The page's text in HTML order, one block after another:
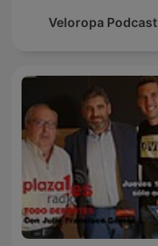
Veloropa Podcast